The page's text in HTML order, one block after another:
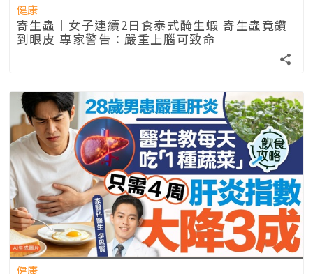
健康
寄生蟲｜女子連續2日食泰式醃生蝦 寄生蟲竟鑽
到眼皮 專家警告：嚴重上腦可致命
健康